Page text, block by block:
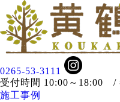
0265-53-3111
受付時間 10:00～18:00 /
施工事例